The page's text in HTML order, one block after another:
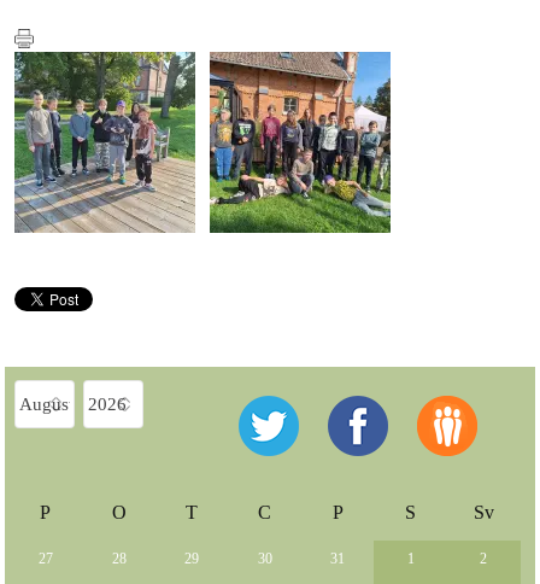
P O T C P S Sv
27 28 29 30 31 1 2